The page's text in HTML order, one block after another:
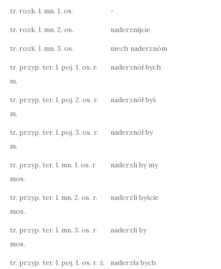
tr. rozk. l. mn. 1. os. -
tr. rozk. l. mn. 2. os. naderznijcie
tr. rozk. l. mn. 3. os. niech naderznōm
tr. przyp. ter. l. poj. 1. os. r.
m.
naderznōł bych
tr. przyp. ter. l. poj. 2. os. r.
m.
naderznōł byś
tr. przyp. ter. l. poj. 3. os. r.
m.
naderznōł by
tr. przyp. ter. l. mn. 1. os. r.
mos.
naderzli by my
tr. przyp. ter. l. mn. 2. os. r.
mos.
naderzli byście
tr. przyp. ter. l. mn. 3. os. r.
mos.
naderzli by
tr. przyp. ter. l. poj, 1. os. r. ż. naderzła bych